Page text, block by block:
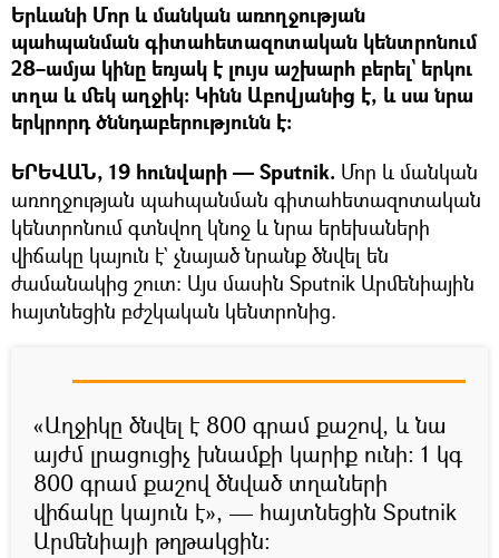
Երևանի Մոր և մանկան առողջության
պահպանման գիտահետազոտական կենտրոնում
28–ամյա կինը եռյակ է լույս աշխարհ բերել` երկու
տղա և մեկ աղջիկ։ Կինն Աբովյանից է, և սա նրա
երկրորդ ծննդաբերությունն է։
ԵՐԵՎԱՆ, 19 հունվարի — Sputnik. Մոր և մանկան
առողջության պահպանման գիտահետազոտական
կենտրոնում գտնվող կնոջ և նրա երեխաների
վիճակը կայուն է` չնայած նրանք ծնվել են
ժամանակից շուտ։ Այս մասին Sputnik Արմենիային
հայտնեցին բժշկական կենտրոնից.
«Աղջիկը ծնվել է 800 գրամ քաշով, և նա
այժմ լրացուցիչ խնամքի կարիք ունի։ 1 կգ
800 գրամ քաշով ծնված տղաների
վիճակը կայուն է», — հայտնեցին Sputnik
Արմենիայի թղթակցին։